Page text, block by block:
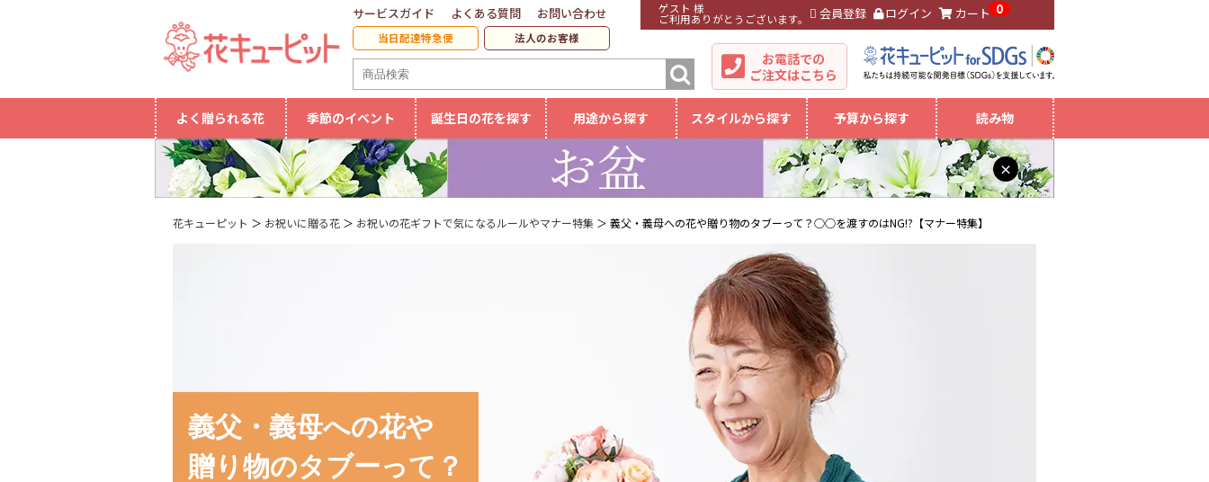
ゲスト 様
ご利用ありがとうございます。 会員登録 ログイン カート 0
サービスガイド よくある質問 お問い合わせ
当日配達特急便 法人のお客様
お電話での
ご注文はこちら
よく贈られる花 季節のイベント 誕生日の花を探す 用途から探す スタイルから探す 予算から探す 読み物
×
花キューピット お祝いに贈る花 お祝いの花ギフトで気になるルールやマナー特集 義父・義母への花や贈り物のタブーって？○○を渡すのはNG!?【マナー特集】
義父・義母への花や
贈り物のタブーって？